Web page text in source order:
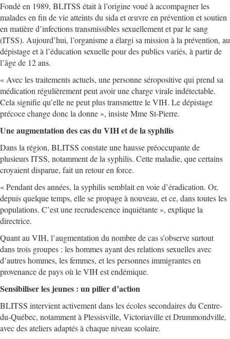
Fondé en 1989, BLITSS était à l’origine voué à accompagner les
malades en fin de vie atteints du sida et œuvre en prévention et soutien
en matière d’infections transmissibles sexuellement et par le sang
(ITSS). Aujourd’hui, l’organisme a élargi sa mission à la prévention, au
dépistage et à l’éducation sexuelle pour des publics variés, à partir de
l’âge de 12 ans.
« Avec les traitements actuels, une personne séropositive qui prend sa
médication régulièrement peut avoir une charge virale indétectable.
Cela signifie qu’elle ne peut plus transmettre le VIH. Le dépistage
précoce change donc la donne », insiste Mme St-Pierre.
Une augmentation des cas du VIH et de la syphilis
Dans la région, BLITSS constate une hausse préoccupante de
plusieurs ITSS, notamment de la syphilis. Cette maladie, que certains
croyaient disparue, fait un retour en force.
« Pendant des années, la syphilis semblait en voie d’éradication. Or,
depuis quelque temps, elle se propage à nouveau, et ce, dans toutes les
populations. C’est une recrudescence inquiétante », explique la
directrice.
Quant au VIH, l’augmentation du nombre de cas s’observe surtout
dans trois groupes : les hommes ayant des relations sexuelles avec
d’autres hommes, les femmes, et les personnes immigrantes en
provenance de pays où le VIH est endémique.
Sensibiliser les jeunes : un pilier d’action
BLITSS intervient activement dans les écoles secondaires du Centre-
du-Québec, notamment à Plessisville, Victoriaville et Drummondville,
avec des ateliers adaptés à chaque niveau scolaire.